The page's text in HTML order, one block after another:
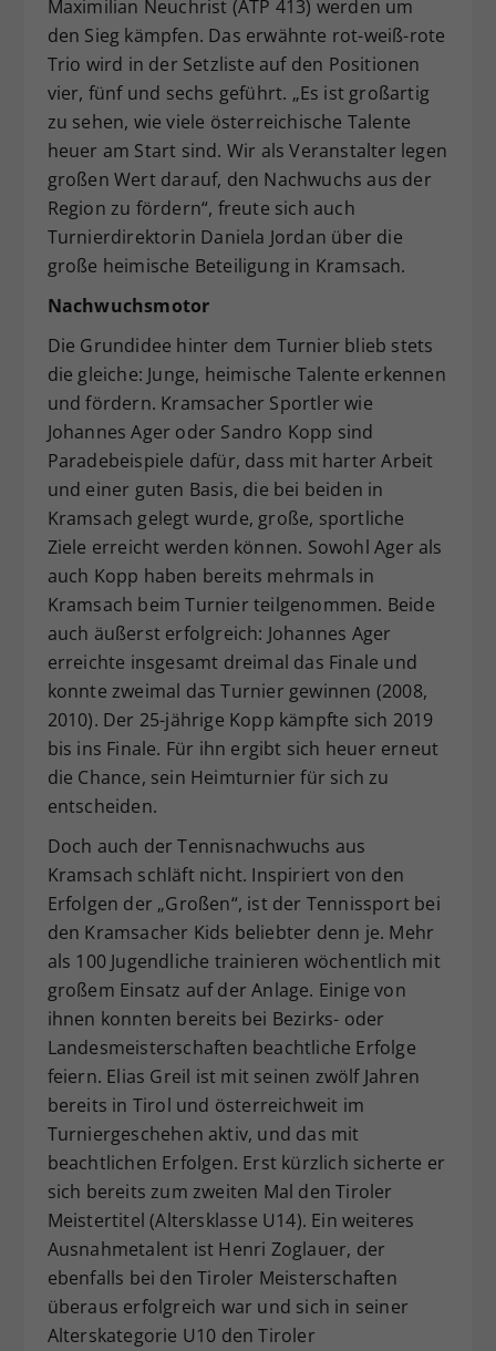
Maximilian Neuchrist (ATP 413) werden um
den Sieg kämpfen. Das erwähnte rot-weiß-rote
Trio wird in der Setzliste auf den Positionen
vier, fünf und sechs geführt. „Es ist großartig
zu sehen, wie viele österreichische Talente
heuer am Start sind. Wir als Veranstalter legen
großen Wert darauf, den Nachwuchs aus der
Region zu fördern“, freute sich auch
Turnierdirektorin Daniela Jordan über die
große heimische Beteiligung in Kramsach.
Nachwuchsmotor
Die Grundidee hinter dem Turnier blieb stets
die gleiche: Junge, heimische Talente erkennen
und fördern. Kramsacher Sportler wie
Johannes Ager oder Sandro Kopp sind
Paradebeispiele dafür, dass mit harter Arbeit
und einer guten Basis, die bei beiden in
Kramsach gelegt wurde, große, sportliche
Ziele erreicht werden können. Sowohl Ager als
auch Kopp haben bereits mehrmals in
Kramsach beim Turnier teilgenommen. Beide
auch äußerst erfolgreich: Johannes Ager
erreichte insgesamt dreimal das Finale und
konnte zweimal das Turnier gewinnen (2008,
2010). Der 25-jährige Kopp kämpfte sich 2019
bis ins Finale. Für ihn ergibt sich heuer erneut
die Chance, sein Heimturnier für sich zu
entscheiden.
Doch auch der Tennisnachwuchs aus
Kramsach schläft nicht. Inspiriert von den
Erfolgen der „Großen“, ist der Tennissport bei
den Kramsacher Kids beliebter denn je. Mehr
als 100 Jugendliche trainieren wöchentlich mit
großem Einsatz auf der Anlage. Einige von
ihnen konnten bereits bei Bezirks- oder
Landesmeisterschaften beachtliche Erfolge
feiern. Elias Greil ist mit seinen zwölf Jahren
bereits in Tirol und österreichweit im
Turniergeschehen aktiv, und das mit
beachtlichen Erfolgen. Erst kürzlich sicherte er
sich bereits zum zweiten Mal den Tiroler
Meistertitel (Altersklasse U14). Ein weiteres
Ausnahmetalent ist Henri Zoglauer, der
ebenfalls bei den Tiroler Meisterschaften
überaus erfolgreich war und sich in seiner
Alterskategorie U10 den Tiroler